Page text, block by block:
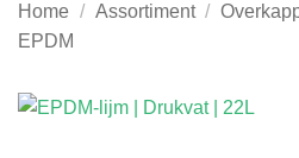
Home / Assortiment /
EPDM